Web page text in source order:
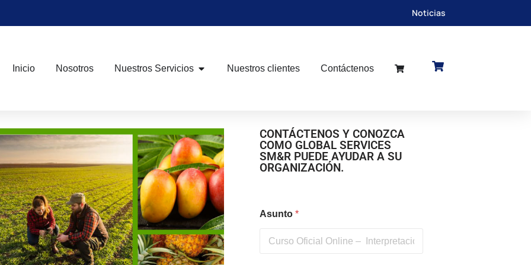
Noticias
Inicio Nosotros Nuestros Servicios Nuestros clientes Contáctenos
CONTÁCTENOS Y CONOZCA
COMO GLOBAL SERVICES
SM&R PUEDE AYUDAR A SU
ORGANIZACIÓN.
Asunto *